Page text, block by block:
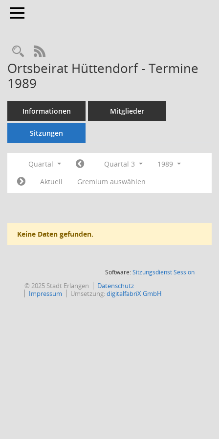
Toggle navigation
Rechercheauswahl
RSS-Feed
Ortsbeirat Hüttendorf - Termine
1989
Informationen Mitglieder
Sitzungen
Quartal Quartal 3
1989
Aktuell
Gremium auswählen
Keine Daten gefunden.
Software:SitzungsdienstSession(Wird in
© 2025 Stadt Erlangen
Datenschutz
Impressum
Umsetzung:digitalfabriX GmbH